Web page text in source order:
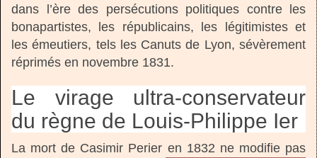
dans l’ère des persécutions politiques contre les
bonapartistes, les républicains, les légitimistes et
les émeutiers, tels les Canuts de Lyon, sévèrement
réprimés en novembre 1831.
Le virage ultra-conservateur
du règne de Louis-Philippe Ier
La mort de Casimir Perier en 1832 ne modifie pas